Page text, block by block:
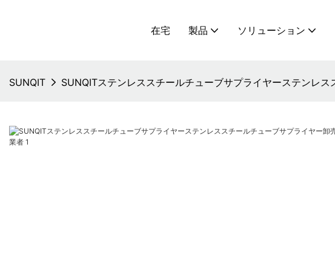
在宅 製品 ソリューション
SUNQIT SUNQITステンレススチールチューブサプライヤーステンレ